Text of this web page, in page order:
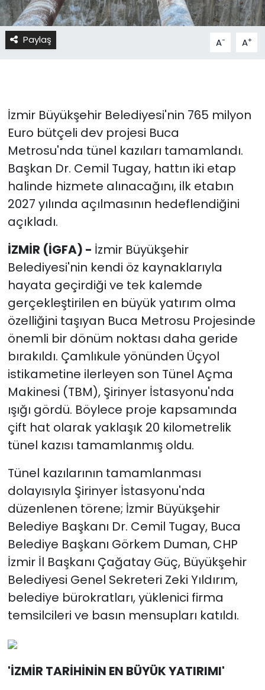
Paylaş A- A+
İzmir Büyükşehir Belediyesi'nin 765 milyon
Euro bütçeli dev projesi Buca
Metrosu'nda tünel kazıları tamamlandı.
Başkan Dr. Cemil Tugay, hattın iki etap
halinde hizmete alınacağını, ilk etabın
2027 yılında açılmasının hedeflendiğini
açıkladı.
İZMİR (İGFA) - İzmir Büyükşehir
Belediyesi'nin kendi öz kaynaklarıyla
hayata geçirdiği ve tek kalemde
gerçekleştirilen en büyük yatırım olma
özelliğini taşıyan Buca Metrosu Projesinde
önemli bir dönüm noktası daha geride
bırakıldı. Çamlıkule yönünden Üçyol
istikametine ilerleyen son Tünel Açma
Makinesi (TBM), Şirinyer İstasyonu'nda
ışığı gördü. Böylece proje kapsamında
çift hat olarak yaklaşık 20 kilometrelik
tünel kazısı tamamlanmış oldu.
Tünel kazılarının tamamlanması
dolayısıyla Şirinyer İstasyonu'nda
düzenlenen törene; İzmir Büyükşehir
Belediye Başkanı Dr. Cemil Tugay, Buca
Belediye Başkanı Görkem Duman, CHP
İzmir İl Başkanı Çağatay Güç, Büyükşehir
Belediyesi Genel Sekreteri Zeki Yıldırım,
belediye bürokratları, yüklenici firma
temsilcileri ve basın mensupları katıldı.
'İZMİR TARİHİNİN EN BÜYÜK YATIRIMI'